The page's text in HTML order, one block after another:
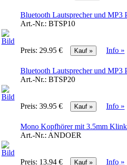
Bluetooth Lautsprecher und MP3
Art.-Nr.: BTSP10
Preis: 29.95 € Info »
Bluetooth Lautsprecher und MP3
Art.-Nr.: BTSP20
Preis: 39.95 € Info »
Mono Kopfhörer mit 3.5mm
Art.-Nr.: ANDOER
Preis: 13.94 € Info »